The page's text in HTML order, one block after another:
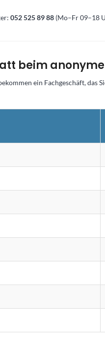
052 525 89 88 (Mo–Fr 09–18
beim
ein Fachgeschäft, das